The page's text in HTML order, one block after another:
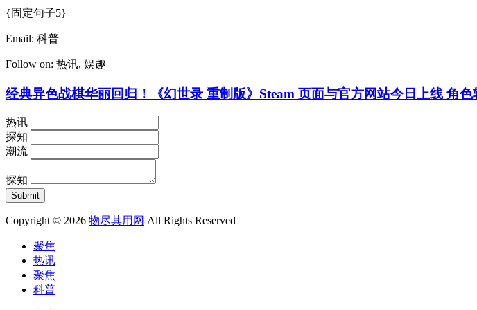
{固定句子5}
Email: 科普
Follow on: 热讯, 娱趣
经典异色战棋华丽回归！《幻世录 重制版》Steam 页面与官方网站今日上线 角
热讯
探知
潮流
探知
Copyright © 2026 物尽其用网 All Rights Reserved
聚焦
热讯
聚焦
科普